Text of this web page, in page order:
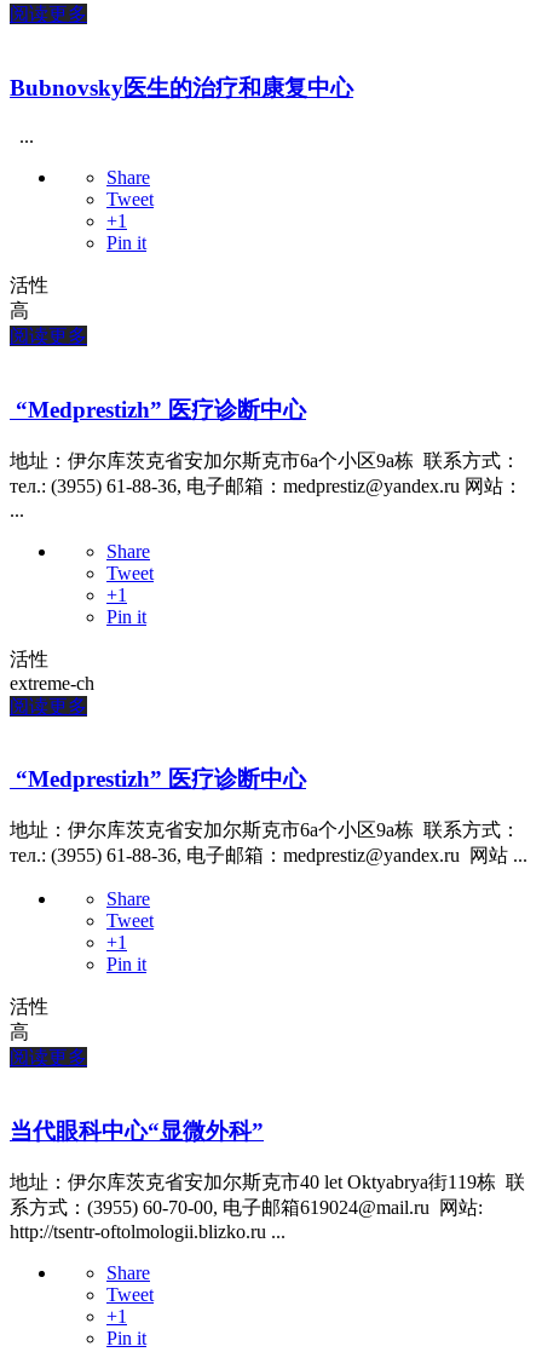
阅读更多
Bubnovsky医生的治疗和康复中心
...
Share
Tweet
+1
Pin it
活性
高
阅读更多
“Medprestizh” 医疗诊断中心
地址：伊尔库茨克省安加尔斯克市6a个小区9a栋 联系方式：
тел.: (3955) 61-88-36, 电子邮箱：medprestiz@yandex.ru 网站：
...
Share
Tweet
+1
Pin it
活性
extreme-ch
阅读更多
“Medprestizh” 医疗诊断中心
地址：伊尔库茨克省安加尔斯克市6a个小区9a栋 联系方式：
тел.: (3955) 61-88-36, 电子邮箱：medprestiz@yandex.ru 网站 ...
Share
Tweet
+1
Pin it
活性
高
阅读更多
当代眼科中心“显微外科”
地址：伊尔库茨克省安加尔斯克市40 let Oktyabrya街119栋 联
系方式：(3955) 60-70-00, 电子邮箱619024@mail.ru 网站:
http://tsentr-oftolmologii.blizko.ru ...
Share
Tweet
+1
Pin it